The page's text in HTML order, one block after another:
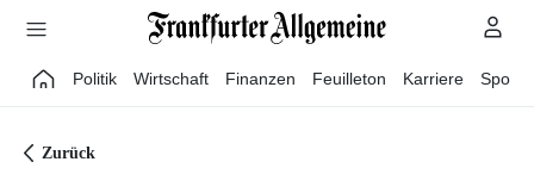
Direkt zum Hauptinhalt
Politik Wirtschaft Finanzen Feuilleton Karriere Sport
Zurück